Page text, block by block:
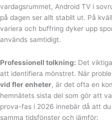
vardagsrummet, Android TV i
på dagen ser allt stabilt ut. På
variera och buffring dyker upp
används samtidigt.
Professionell tolkning: Det
att identifiera mönstret. När
vid fler enheter, är det ofta en
hemnätets sista del som gör att
prova-fas i 2026 innebär då att
samma tidsfönster och jämför: